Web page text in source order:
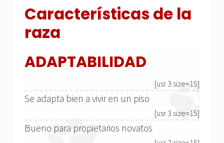
Características de la
raza
ADAPTABILIDAD
[usr 3 size=15]
Se adapta bien a vivir en un piso
[usr 3 size=15]
Bueno para propietarios novatos